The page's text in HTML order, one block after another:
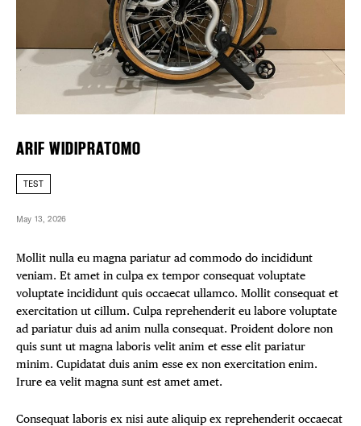
FREE
THE
FACEBOOK
INSTAGRAM
ARIF WIDIPRATOMO
TEST
May 13, 2026
Mollit nulla eu magna pariatur ad commodo do incididunt
veniam. Et amet in culpa ex tempor consequat voluptate
voluptate incididunt quis occaecat ullamco. Mollit consequat et
exercitation ut cillum. Culpa reprehenderit eu labore voluptate
ad pariatur duis ad anim nulla consequat. Proident dolore non
quis sunt ut magna laboris velit anim et esse elit pariatur
minim. Cupidatat duis anim esse ex non exercitation enim.
Irure ea velit magna sunt est amet amet.
Consequat laboris ex nisi aute aliquip ex reprehenderit occaecat